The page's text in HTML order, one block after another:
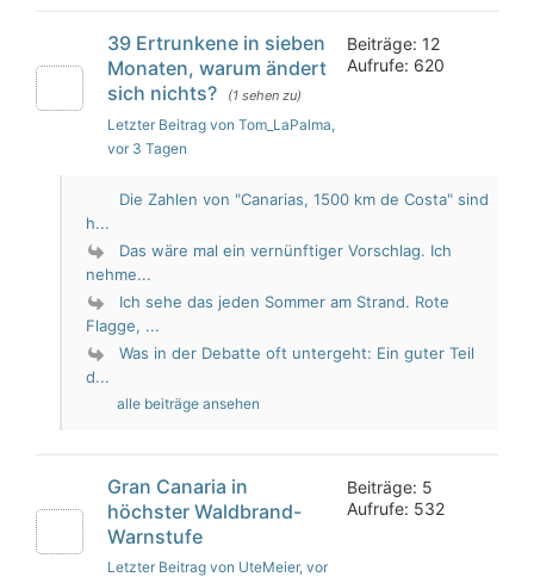
39 Ertrunkene in sieben
Monaten, warum ändert
sich nichts?
(1 sehen zu)
Letzter Beitrag von Tom_LaPalma,
vor 3 Tagen
Beiträge: 12
Aufrufe: 620
Die Zahlen von "Canarias, 1500 km de Costa" sind
h...
Das wäre mal ein vernünftiger Vorschlag. Ich
nehme...
Ich sehe das jeden Sommer am Strand. Rote
Flagge, ...
Was in der Debatte oft untergeht: Ein guter Teil
d...
alle beiträge ansehen
Gran Canaria in
höchster Waldbrand-
Warnstufe
Letzter Beitrag von UteMeier, vor
Beiträge: 5
Aufrufe: 532